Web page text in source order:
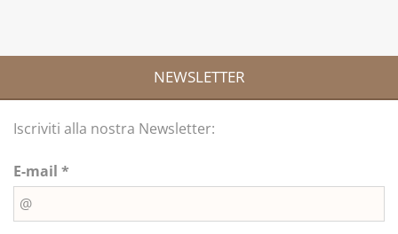
NEWSLETTER
Iscriviti alla nostra Newsletter:
E-mail *